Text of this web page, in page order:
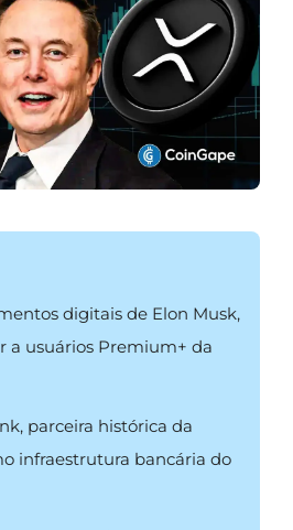
digitais de Elon Musk,
a usuários Premium+ da
parceira histórica da
infraestrutura bancária do